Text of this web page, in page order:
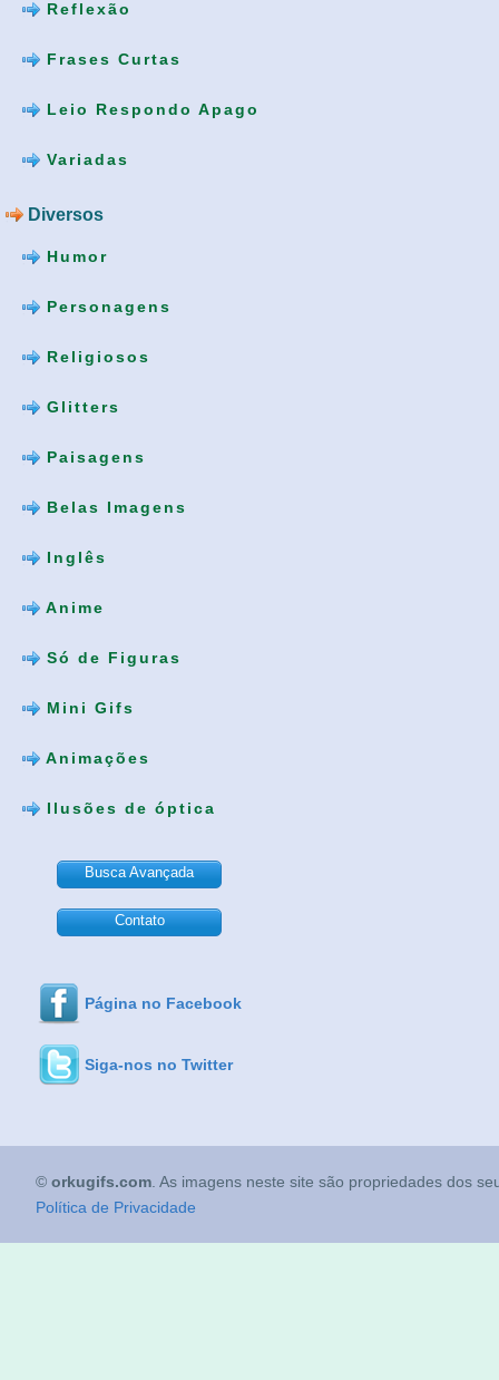
Reflexão
Frases Curtas
Leio Respondo Apago
Variadas
Diversos
Humor
Personagens
Religiosos
Glitters
Paisagens
Belas Imagens
Inglês
Anime
Só de Figuras
Mini Gifs
Animações
Ilusões de óptica
Busca Avançada
Contato
Página no Facebook
Siga-nos no Twitter
© orkugifs.com . As imagens neste site são propriedades dos
Política de Privacidade